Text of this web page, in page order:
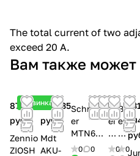
The total current of two
exceed 20 A.
Вам также может
Новинка
87 734
руб.
Zennio
ZIOSH
116 735
руб.
Mdt
AKU-
Schneid
er
MTN647
595
0
0
B
er
k
er0
B
er
ke
r 0